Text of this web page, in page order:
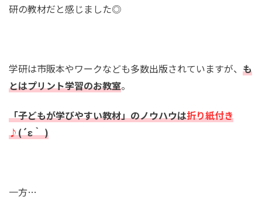
研の教材だと感じました◎
学研は市販本やワークなども多数出版されていますが、 も
とはプリント学習のお教室。
「子どもが学びやすい教材」のノウハウは折り紙付き
♪(´ε｀ )
一方…